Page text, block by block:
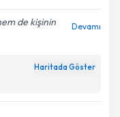
de kişinin
Devamı
Haritada Göster